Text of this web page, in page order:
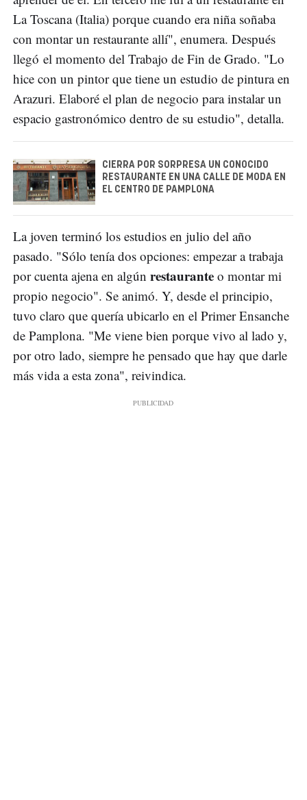
La Toscana (Italia) porque cuando era niña soñaba
con montar un restaurante allí", enumera. Después
llegó el momento del Trabajo de Fin de Grado. "Lo
hice con un pintor que tiene un estudio de pintura en
Arazuri. Elaboré el plan de negocio para instalar un
espacio gastronómico dentro de su estudio", detalla.
CIERRA POR SORPRESA UN CONOCIDO
RESTAURANTE EN UNA CALLE DE MODA EN
EL CENTRO DE PAMPLONA
La joven terminó los estudios en julio del año
pasado. "Sólo tenía dos opciones: empezar a trabaja
por cuenta ajena en algún restaurante o montar mi
propio negocio". Se animó. Y, desde el principio,
tuvo claro que quería ubicarlo en el Primer Ensanche
de Pamplona. "Me viene bien porque vivo al lado y,
por otro lado, siempre he pensado que hay que darle
más vida a esta zona", reivindica.